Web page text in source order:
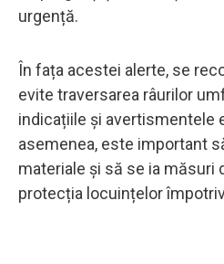
urgență.
În fața acestei alerte, se
evite traversarea râurilor
indicațiile și avertismentele
asemenea, este important
materiale și să se ia măsuri
protecția locuințelor